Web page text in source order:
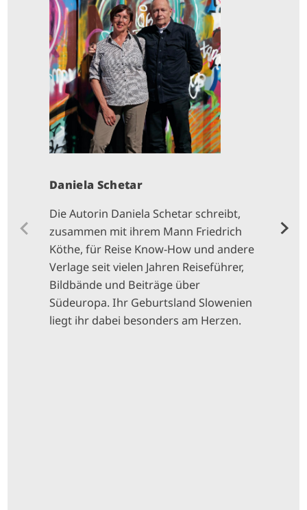
M
A
G
E
Daniela Schetar
Die Autorin Daniela Schetar schreibt,
zusammen mit ihrem Mann Friedrich
Köthe, für Reise Know-How und andere
Verlage seit vielen Jahren Reiseführer,
Bildbände und Beiträge über
Südeuropa. Ihr Geburtsland Slowenien
liegt ihr dabei besonders am Herzen.